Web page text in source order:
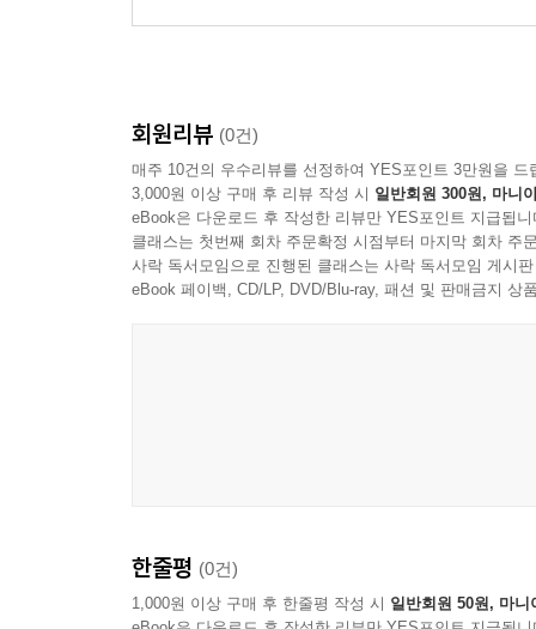
회원리뷰 (0건)
매주 10건의 우수리뷰를 선정하여 YES포인트 3만원을 드
3,000원 이상 구매 후 리뷰 작성 시 일반회원 300원, 마니
eBook은 다운로드 후 작성한 리뷰만 YES포인트 지급됩니
클래스는 첫번째 회차 주문확정 시점부터 마지막 회차 주
사락 독서모임으로 진행된 클래스는 사락 독서모임 게시
eBook 페이백, CD/LP, DVD/Blu-ray, 패션 및 판매금지 상
한줄평 (0건)
1,000원 이상 구매 후 한줄평 작성 시 일반회원 50원, 마니